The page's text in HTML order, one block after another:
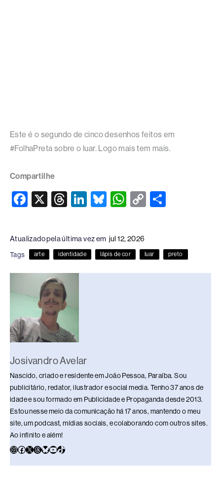
Este é o segundo de cinco desenhos feitos em
#FolhaPreta sobre o luar. Logo mais tem mais.
Compartilhe
F
e
b
o
o
X
T
a
d
s
Li
e
dI
n
Bl
sk
y
W
s
A
p
C
y
Li
n
e
Atualizado pela última vez em jul 12, 2026
Tags arte identidade lápis de cor luar preto
Josivandro Avelar
Nascido, criado e residente em João Pessoa, Paraíba. Sou
publicitário, redator, ilustrador e social media. Tenho 37 anos de
idade e sou formado em Publicidade e Propaganda desde 2013.
Estou nesse meio da comunicação há 17 anos, mantendo o meu
site, um podcast, mídias sociais, e colaborando com outros sites.
Ao infinito e além!